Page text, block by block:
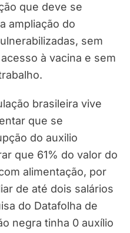
que deve se
ampliação do
sem
à vacina e sem
brasileira vive
que se
do auxilio
que 61% do valor do
alimentação, por
de até dois salários
do Datafolha de
negra tinha 0 auxílio